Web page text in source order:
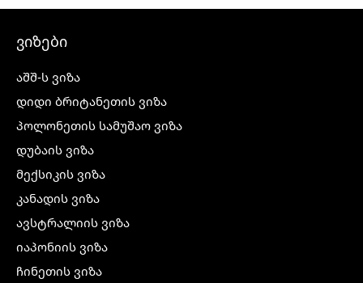
ვიზები
აშშ-ს ვიზა
დიდი ბრიტანეთის ვიზა
პოლონეთის სამუშაო ვიზა
დუბაის ვიზა
მექსიკის ვიზა
კანადის ვიზა
ავსტრალიის ვიზა
იაპონიის ვიზა
ჩინეთის ვიზა